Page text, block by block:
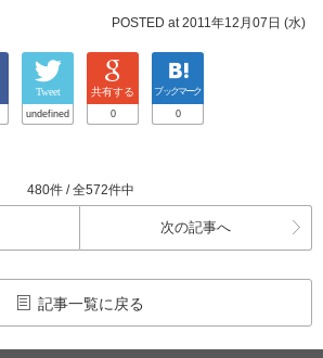
POSTED at 2011年12月07日 (水)
Tweet
undefined
共有する
0
ブックマーク
0
480件 / 全572件中
次の記事へ
記事一覧に戻る